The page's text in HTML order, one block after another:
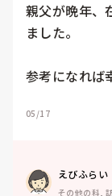
親父が晩年、
ました。
参考になれば
05/17
えびふらい
その他の科,